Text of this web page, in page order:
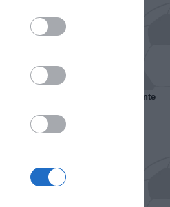
Francia, il Marsiglia senza presidente